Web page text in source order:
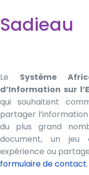
Sadieau
Le Système
d’Information sur
qui souhaitent
partager
du plus grand
document, un jeu
expérience ou
formulaire de contact.